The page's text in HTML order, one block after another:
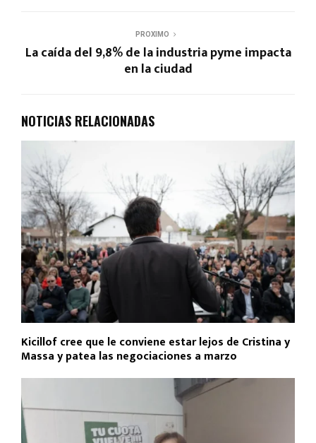
PROXIMO
La caída del 9,8% de la industria pyme impacta
en la ciudad
NOTICIAS RELACIONADAS
Kicillof cree que le conviene estar lejos de Cristina y
Massa y patea las negociaciones a marzo